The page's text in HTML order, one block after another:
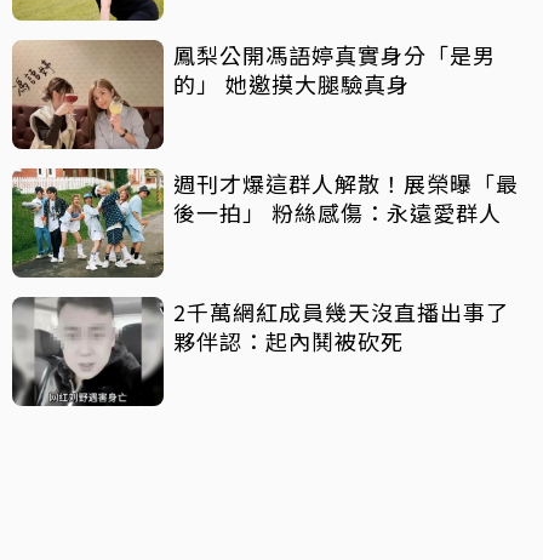
鳳梨公開馮語婷真實身分「是男
的」 她邀摸大腿驗真身
週刊才爆這群人解散！展榮曝「最
後一拍」 粉絲感傷：永遠愛群人
2千萬網紅成員幾天沒直播出事了
夥伴認：起內鬨被砍死